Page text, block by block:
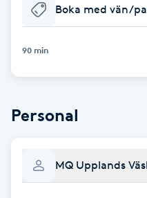
Babylights
Barnklippning
Boka med vän/
90 min
Personal
MQ Upplands